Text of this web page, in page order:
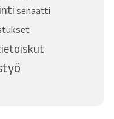
senaatti